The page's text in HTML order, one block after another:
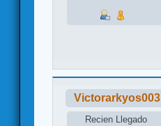
Victorarkyos003
Recien Llegado